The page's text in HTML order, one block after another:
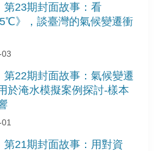
第23期封面故事：看
》，談臺灣的氣候變遷衝
第22期封面故事：氣候變遷
於淹水模擬案例探討-樣本
第21期封面故事：用對資